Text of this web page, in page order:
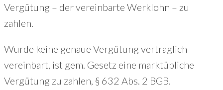
Vergütung – der vereinbarte Werklohn – zu
zahlen.
Wurde keine genaue Vergütung vertraglich
vereinbart, ist gem. Gesetz eine marktübliche
Vergütung zu zahlen, § 632 Abs. 2 BGB.